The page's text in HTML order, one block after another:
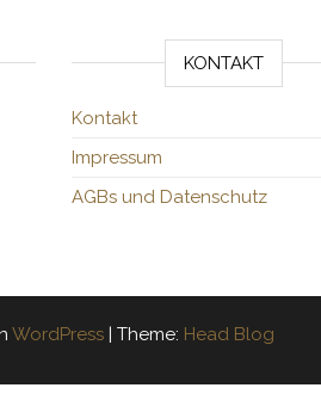
KONTAKT
Kontakt
Impressum
AGBs und Datenschutz
WordPress | Theme: Head Blog